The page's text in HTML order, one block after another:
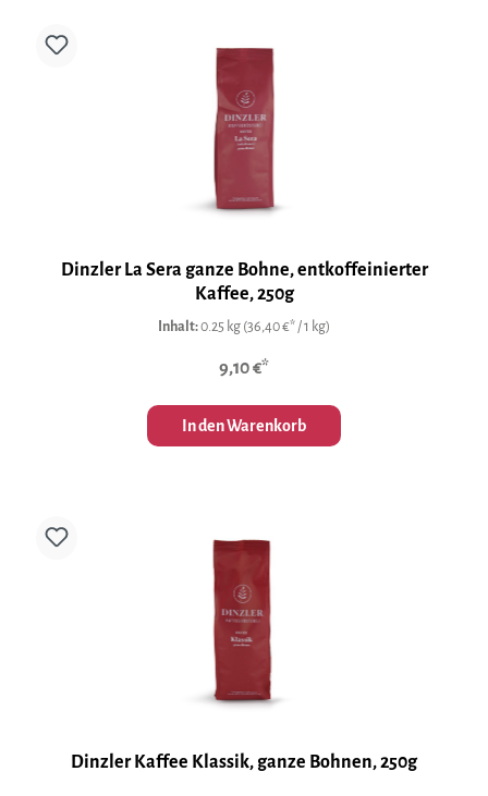
Dinzler La Sera ganze Bohne, entkoffeinierter
Kaffee, 250g
Inhalt:0.25 kg (36,40 €* / 1 kg)
9,10 €*
In den Warenkorb
Dinzler Kaffee Klassik, ganze Bohnen, 250g